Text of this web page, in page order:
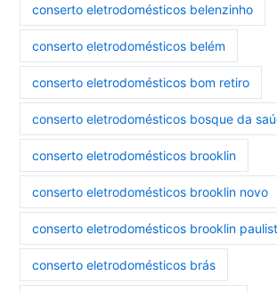
conserto eletrodomésticos belenzinho
conserto eletrodomésticos belém
conserto eletrodomésticos bom retiro
conserto eletrodomésticos bosque da
conserto eletrodomésticos brooklin
conserto eletrodomésticos brooklin novo
conserto eletrodomésticos brooklin
conserto eletrodomésticos brás